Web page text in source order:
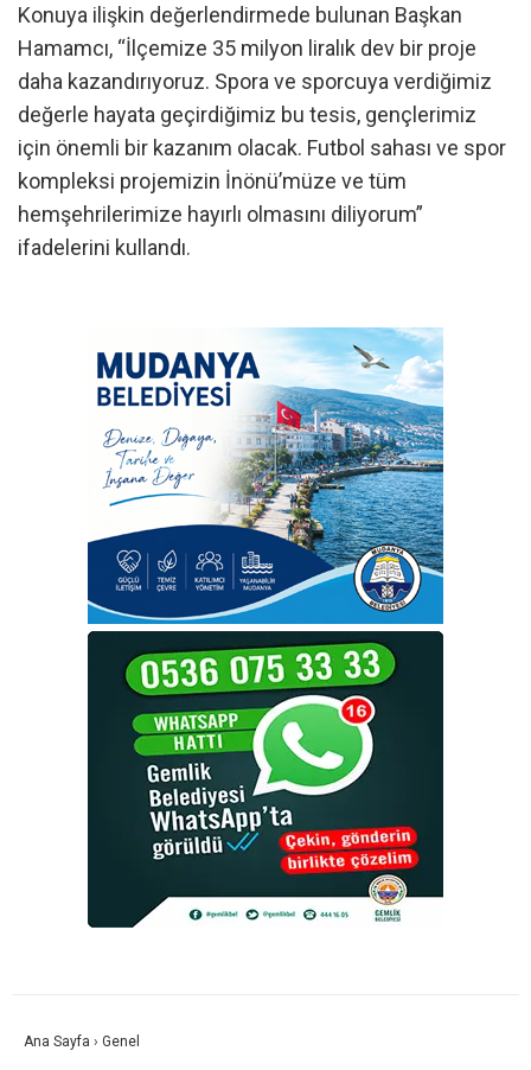
Konuya ilişkin değerlendirmede bulunan Başkan
Hamamcı, “İlçemize 35 milyon liralık dev bir proje
daha kazandırıyoruz. Spora ve sporcuya verdiğimiz
değerle hayata geçirdiğimiz bu tesis, gençlerimiz
için önemli bir kazanım olacak. Futbol sahası ve spor
kompleksi projemizin İnönü’müze ve tüm
hemşehrilerimize hayırlı olmasını diliyorum”
ifadelerini kullandı.
Ana Sayfa › Genel